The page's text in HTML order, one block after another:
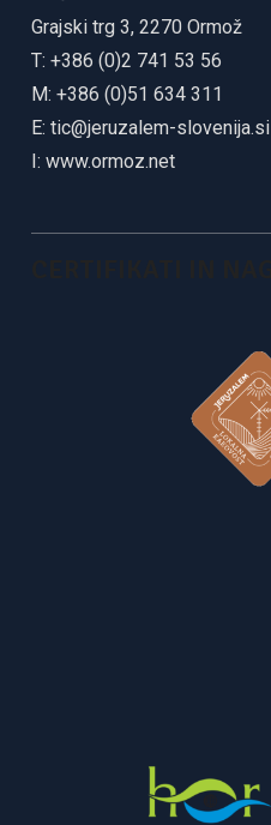
Grajski trg 3, 2270 Ormož
T: +386 (0)2 741 53 56
M: +386 (0)51 634 311
E:tic@jeruzalem-slovenija.si
I:www.ormoz.net